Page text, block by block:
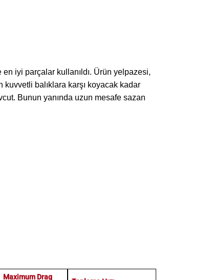
iyi parçalar kullanıldı. Ürün yelpazesi,
balıklara karşı koyacak kadar
Bunun yanında uzun mesafe sazan
Maximum Drag